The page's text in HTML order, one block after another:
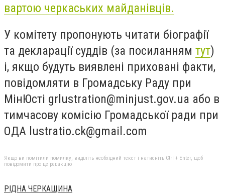
вартою черкаських майданівців.
У комітету пропонують читати біографії
та декларації суддів (за посиланням тут)
і, якщо будуть виявлені приховані факти,
повідомляти в Громадську Раду при
МінЮсті grlustration@minjust.gov.ua або в
тимчасову комісію Громадської ради при
ОДА lustratio.ck@gmail.com
Якщо ви помітили помилку, виділіть необхідний текст і натисніть Ctrl + Enter, щоб
повідомити про це редакцію
РІДНА ЧЕРКАЩИНА